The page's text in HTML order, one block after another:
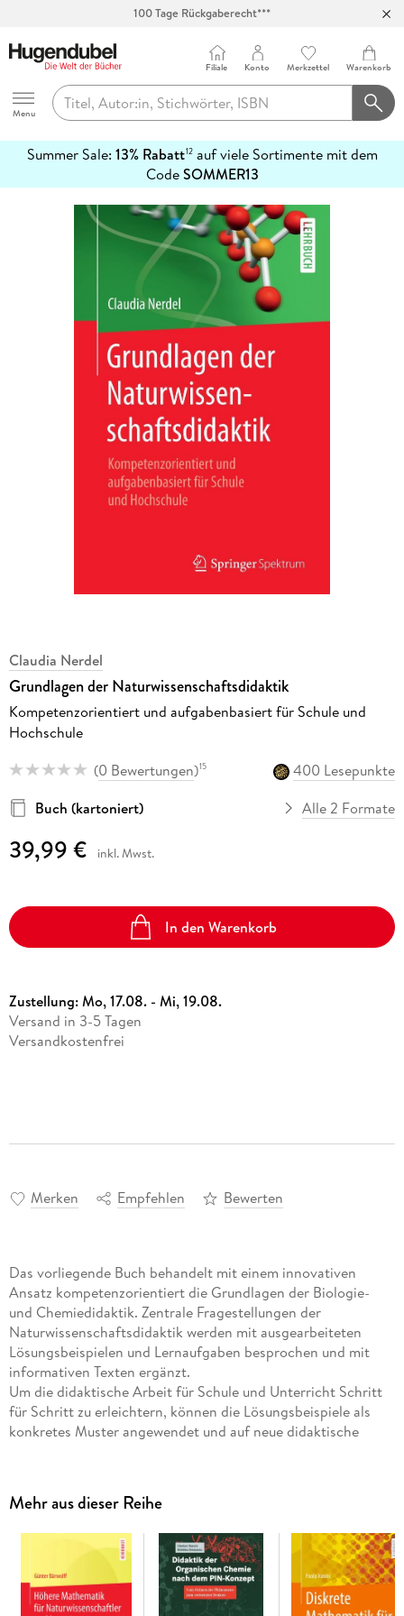
100 Tage Rückgaberecht***
Hugendubel
Menu
Filiale Konto Merkzettel Warenkorb
Summer Sale: 13% Rabatt12auf viele Sortimente mit dem
CodeSOMMER13
erfahren
Claudia Nerdel
Grundlagen der Naturwissenschaftsdidaktik
Kompetenzorientiert und aufgabenbasiert für Schule und
Hochschule
(0 Bewertungen)15
400 Lesepunkte
Buch (kartoniert)
Alle 2 Formate
39,99 € inkl. Mwst.
In den Warenkorb
Zustellung:Mo, 17.08. - Mi, 19.08.
Versand in 3-5 Tagen
Versandkostenfrei
Merken Empfehlen Bewerten
Das vorliegende Buch behandelt mit einem innovativen
Ansatz kompetenzorientiert die Grundlagen der Biologie-
und Chemiedidaktik. Zentrale Fragestellungen der
Naturwissenschaftsdidaktik werden mit ausgearbeiteten
Lösungsbeispielen und Lernaufgaben besprochen und mit
informativen Texten ergänzt.
Um die didaktische Arbeit für Schule und Unterricht Schritt
für Schritt zu erleichtern, können die Lösungsbeispiele als
konkretes Muster angewendet und auf neue didaktische
zu variieren und bei der Planung neu zu kombinieren, um
sicher in die naturwissenschaftliche Unterrichtspraxis
einzusteigen.
Damit eignet sich dieses Buch sowohl zum Selbststudium als
auch zur Prüfungsvorbereitung und richtet sich an
angehende Lehrer und Lehrerinnen in den
Mehr aus dieser Reihe